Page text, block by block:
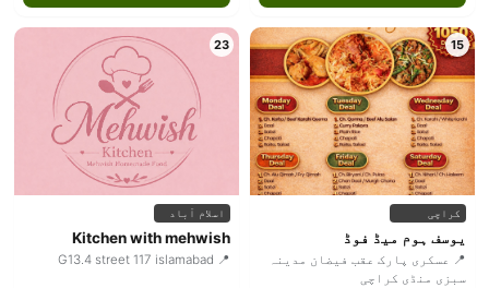
15
کراچی
یوسف ہوم میڈ فوڈ
📍 عسکری پارک عقب فیضان مدینہ
سبزی منڈی کراچی
23
اسلام آباد
Kitchen with mehwish
📍 G13.4 street 117 islamabad